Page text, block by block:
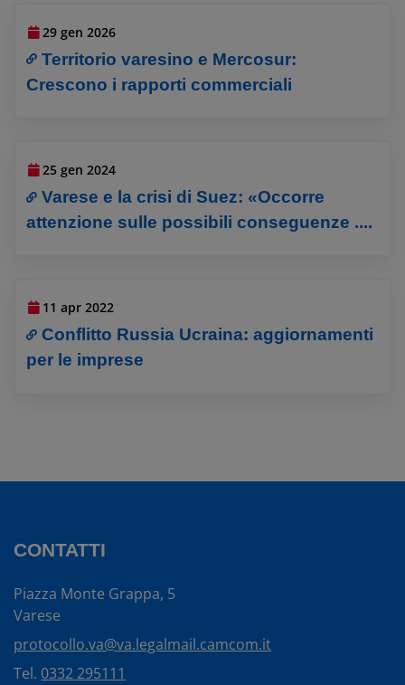
29 gen 2026
Territorio varesino e Mercosur:
Crescono i rapporti commerciali
25 gen 2024
Varese e la crisi di Suez: «Occorre
attenzione sulle possibili conseguenze ....
11 apr 2022
Conflitto Russia Ucraina: aggiornamenti
per le imprese
CONTATTI
Piazza Monte Grappa, 5
Varese
protocollo.va@va.legalmail.camcom.it
Tel. 0332 295111